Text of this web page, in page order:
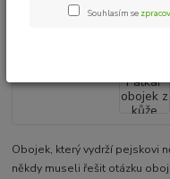
Obojek, který vydrží pejskovi
někdy museli řešit otázku
Souhlasím se